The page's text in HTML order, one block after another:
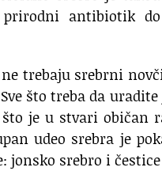
antibiotik
trebaju srebrni
što treba da
je u stvari običan
udeo srebra je
jonsko srebro i